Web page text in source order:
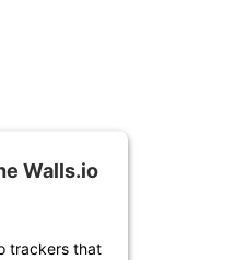
Walls.io
trackers that